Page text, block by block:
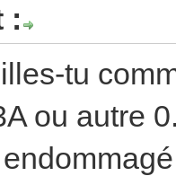
:
tu
ou autre